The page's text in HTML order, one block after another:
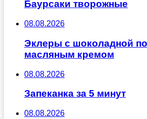
Баурсаки творожные
08.08.2026
Эклеры с шоколадной
масляным кремом
08.08.2026
Запеканка за 5 минут
08.08.2026